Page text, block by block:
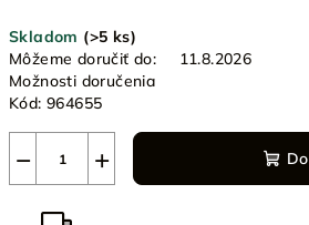
cena:
Skladom (>5 ks)
Môžeme doručiť do:
11.8.2026
Možnosti doručenia
Kód: 964655
+
−